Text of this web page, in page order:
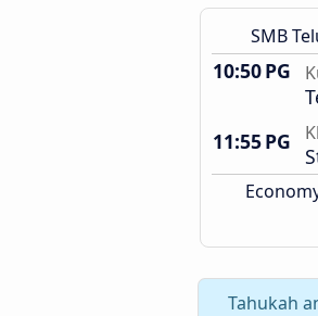
SMB
10:50 PG
11:55 PG
Tahukah